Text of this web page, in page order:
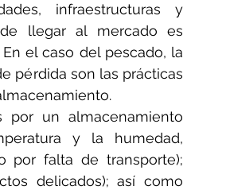
infraestructuras y
llegar al mercado es
el caso del pescado, la
pérdida son las prácticas
por un almacenamiento
y la humedad,
por falta de transporte);
delicados); así como